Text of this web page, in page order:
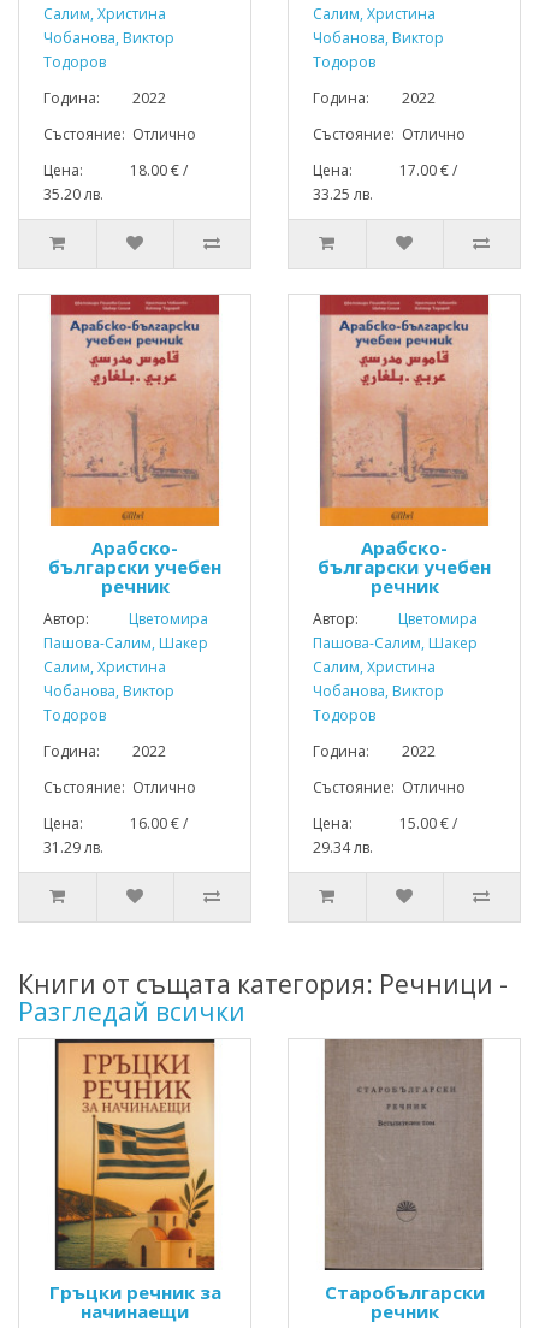
Салим, Христина
Чобанова, Виктор
Тодоров
Година: 2022
Състояние: Отлично
Цена: 18.00 € /
35.20 лв.
Салим, Христина
Чобанова, Виктор
Тодоров
Година: 2022
Състояние: Отлично
Цена: 17.00 € /
33.25 лв.
Арабско-
български учебен
речник
Автор:
Цветомира
Пашова-Салим, Шакер
Салим, Христина
Чобанова, Виктор
Тодоров
Година: 2022
Състояние: Отлично
Цена: 16.00 € /
31.29 лв.
Арабско-
български учебен
речник
Автор:
Цветомира
Пашова-Салим, Шакер
Салим, Христина
Чобанова, Виктор
Тодоров
Година: 2022
Състояние: Отлично
Цена: 15.00 € /
29.34 лв.
Книги от същата категория: Речници -
Разгледай всички
Гръцки речник за
начинаещи
Старобългарски
речник